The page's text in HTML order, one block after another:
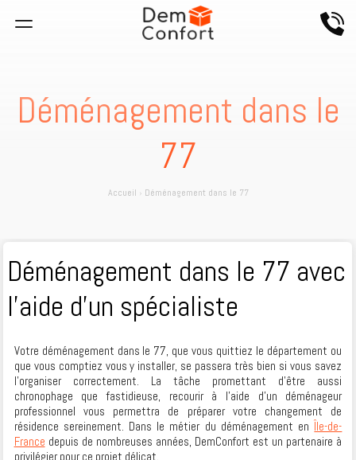
Déménagement dans le
77
Accueil › Déménagement dans le 77
Déménagement dans le 77 avec
l’aide d’un spécialiste
Votre déménagement dans le 77, que vous quittiez le département ou
que vous comptiez vous y installer, se passera très bien si vous savez
l’organiser correctement. La tâche promettant d’être aussi
chronophage que fastidieuse, recourir à l’aide d’un déménageur
professionnel vous permettra de préparer votre changement de
résidence sereinement. Dans le métier du déménagement enÎle-de-
France depuis de nombreuses années, DemConfort est un partenaire à
privilégier pour ce projet délicat.